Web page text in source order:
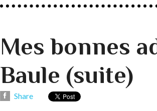
Mes bonnes
Baule (suite)
Share